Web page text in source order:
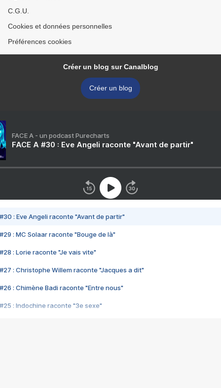
C.G.U.
Cookies et données personnelles
Préférences cookies
Créer un blog sur Canalblog
Créer un blog
FACE A - un podcast Purecharts
FACE A #30 : Eve Angeli raconte "Avant de partir"
#30 : Eve Angeli raconte "Avant de partir"
#29 : MC Solaar raconte "Bouge de là"
#28 : Lorie raconte "Je vais vite"
#27 : Christophe Willem raconte "Jacques a dit"
#26 : Chimène Badi raconte "Entre nous"
#25 : Indochine raconte "3e sexe"